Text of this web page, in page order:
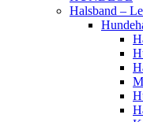
Halsband –